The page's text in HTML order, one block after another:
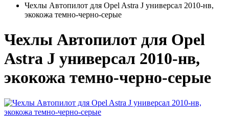
Чехлы Автопилот для Opel Astra J универсал 2010-нв,
экокожа темно-черно-серые
Чехлы Автопилот для Opel
Astra J универсал 2010-нв,
экокожа темно-черно-серые